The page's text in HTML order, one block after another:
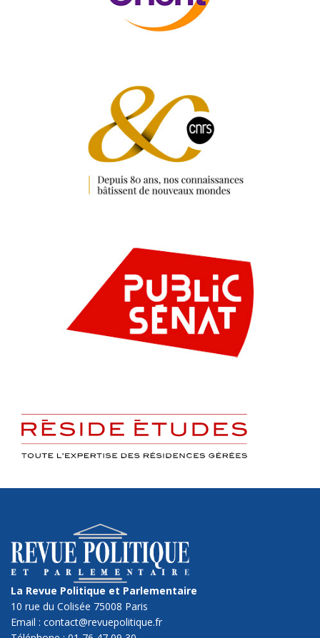
La Revue Politique et Parlementaire
10 rue du Colisée 75008 Paris
Email : contact@revuepolitique.fr